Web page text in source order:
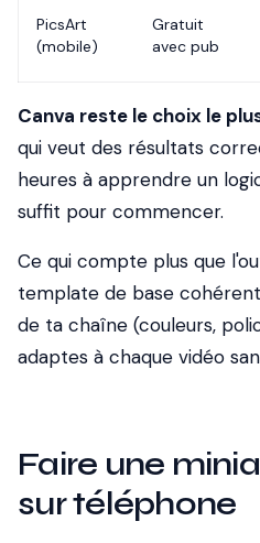
PicsArt
(mobile)
Gratuit
avec pub
Canva reste le choix le
qui veut des résultats
heures à apprendre un
suffit pour commencer.
Ce qui compte plus que
template de base
de ta chaîne (couleurs,
adaptes à chaque vidéo
Faire une
sur téléphone